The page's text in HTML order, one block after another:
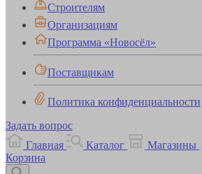
Строителям
Организациям
Программа «Новосёл»
Поставщикам
Политика конфиденциальности
Задать вопрос
Главная
Каталог Магазины
Корзина